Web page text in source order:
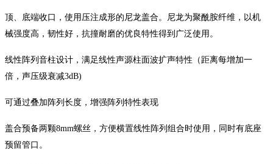
顶、底端收口，使用压注成形的尼龙盖合。尼龙为聚酰胺纤维，以机
械强度高，韧性好，抗撞耐磨的优良特性得到广泛使用。
线性阵列音柱设计，满足线性声源柱面波扩声特性（距离每增加一
倍，声压级衰减3dB)
可通过叠加阵列长度，增强阵列特性表现
盖合预备两颗8mm螺丝，方便横置线性阵列组合时使用，同时有底座
预留管口。